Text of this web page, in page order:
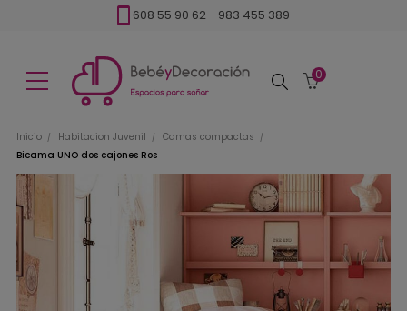
608 55 90 62 - 983 455 389
Buscar
0
Inicio Habitacion Juvenil
Camas compactas
Bicama UNO dos cajones Ros